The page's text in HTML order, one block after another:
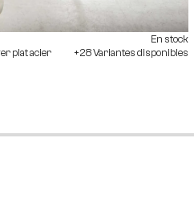
plat acier
En stock
+28 Variantes disponibles